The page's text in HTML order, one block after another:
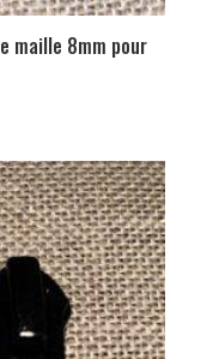
maille 8mm pour